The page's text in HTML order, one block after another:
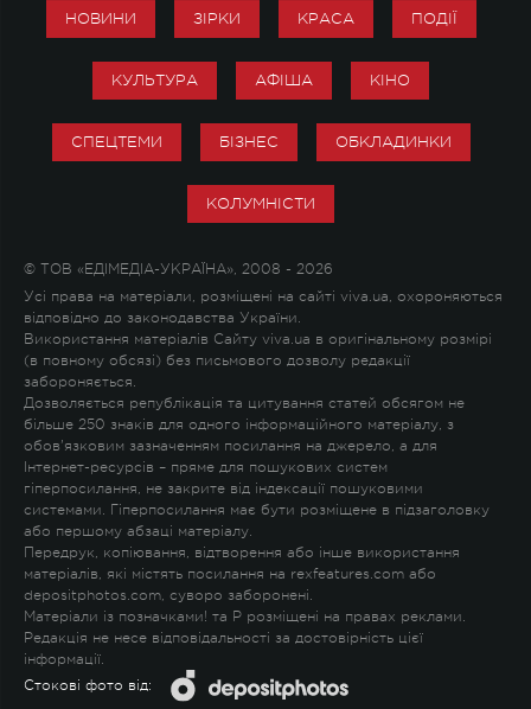
НОВИНИ ЗІРКИ КРАСА ПОДІЇ
КУЛЬТУРА АФІША КІНО
СПЕЦТЕМИ БІЗНЕС ОБКЛАДИНКИ
КОЛУМНІСТИ
© ТОВ «ЕДІМЕДІА-УКРАЇНА», 2008 - 2026
Усі права на матеріали, розміщені на сайті viva.ua, охороняються
відповідно до законодавства України.
Використання матеріалів Сайту viva.ua в оригінальному розмірі
(в повному обсязі) без письмового дозволу редакції
забороняється.
Дозволяється републікація та цитування статей обсягом не
більше 250 знаків для одного інформаційного матеріалу, з
обов'язковим зазначенням посилання на джерело, а для
Інтернет-ресурсів – пряме для пошукових систем
гіперпосилання, не закрите від індексації пошуковими
системами. Гіперпосилання має бути розміщене в підзаголовку
або першому абзаці матеріалу.
Передрук, копіювання, відтворення або інше використання
матеріалів, які містять посилання на rexfeatures.com або
depositphotos.com, суворо заборонені.
Матеріали із позначками! та P розміщені на правах реклами.
Редакція не несе відповідальності за достовірність цієї
інформації.
Стокові фото від: